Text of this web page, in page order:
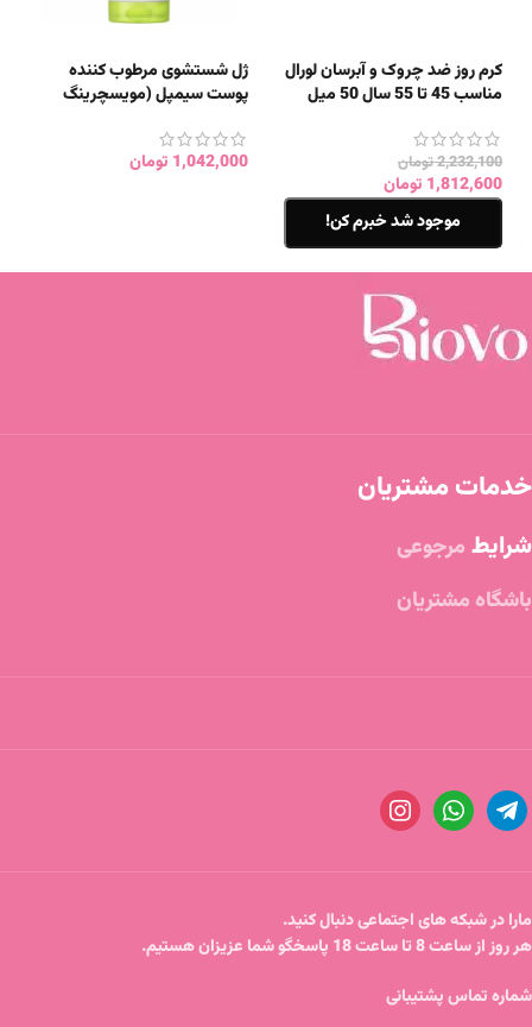
کرم روز ضد چروک و آبرسان لورال
مناسب 45 تا 55 سال 50 میل
2,232,100تومان
1,812,600 تومان
موجود شد خبرم کن!
ژل شستشوی مرطوب کننده
پوست سیمپل (مویسچرینگ
1,042,000 تومان
خدمات مشتریان
شرایط مرجوعی
باشگاه مشتریان
مارا در شبکه های اجتماعی دنبال کنید.
هر روز از ساعت 8 تا ساعت 18 پاسخگو شما عزیزان هستیم.
شماره تماس پشتیبانی